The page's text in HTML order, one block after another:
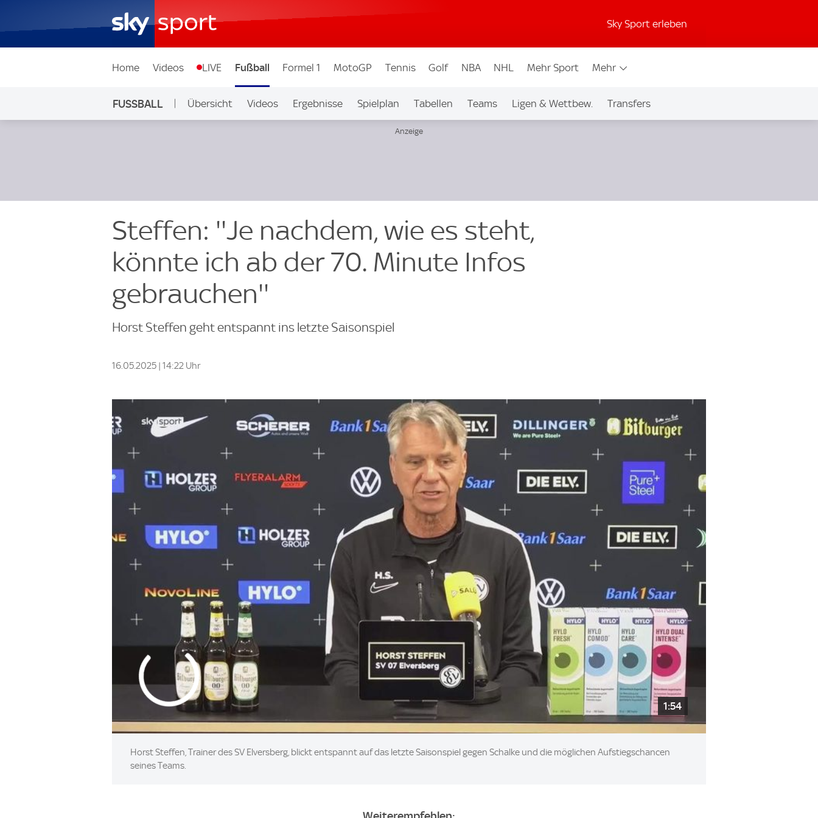
Sky Sport erleben
Home Videos LIVE Fußball Formel 1 MotoGP Tennis Golf NBA NHL Mehr Sport Mehr
FUSSBALL Übersicht Videos Ergebnisse Spielplan Tabellen Teams Ligen & Wettbew. Transfers
Steffen: ''Je nachdem, wie es steht,
könnte ich ab der 70. Minute Infos
gebrauchen''
Horst Steffen geht entspannt ins letzte Saisonspiel
16.05.2025 | 14:22 Uhr
1:54
Horst Steffen, Trainer des SV Elversberg, blickt entspannt auf das letzte Saisonspiel gegen Schalke und die möglichen Aufstiegschancen
seines Teams.